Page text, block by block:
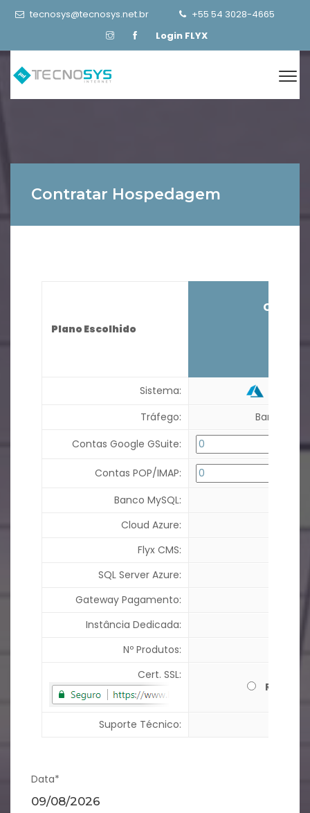
tecnosys@tecnosys.net.br
+55 54 3028-4665
Login FLYX
Contratar Hospedagem
Plano Escolhido
Cloud
Sistema:
Tráfego:
Banda
Contas Google GSuite:
Contas POP/IMAP:
Banco MySQL:
Cloud Azure:
Flyx CMS:
SQL Server Azure:
Gateway Pagamento:
Instância Dedicada:
Nº Produtos:
Cert. SSL:
R$
Suporte Técnico:
Data*
09/08/2026